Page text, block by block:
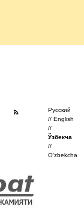
Русский
//English
//
Ўзбекча
//
O'zbekcha